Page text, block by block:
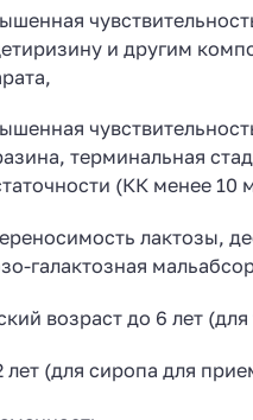
и другим
терминальная
(КК менее 10
лактозы,
галактозная
возраст до 6 лет (для
лет (для сиропа для